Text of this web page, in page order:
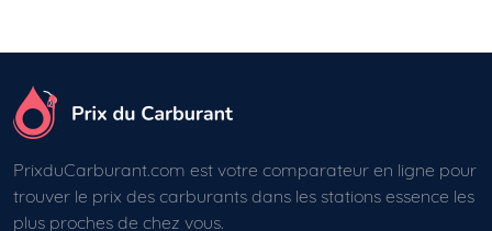
PrixduCarburant.com est votre comparateur en ligne pour
trouver le prix des carburants dans les stations essence les
plus proches de chez vous.